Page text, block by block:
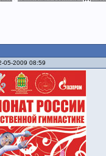
05-2009 08:59